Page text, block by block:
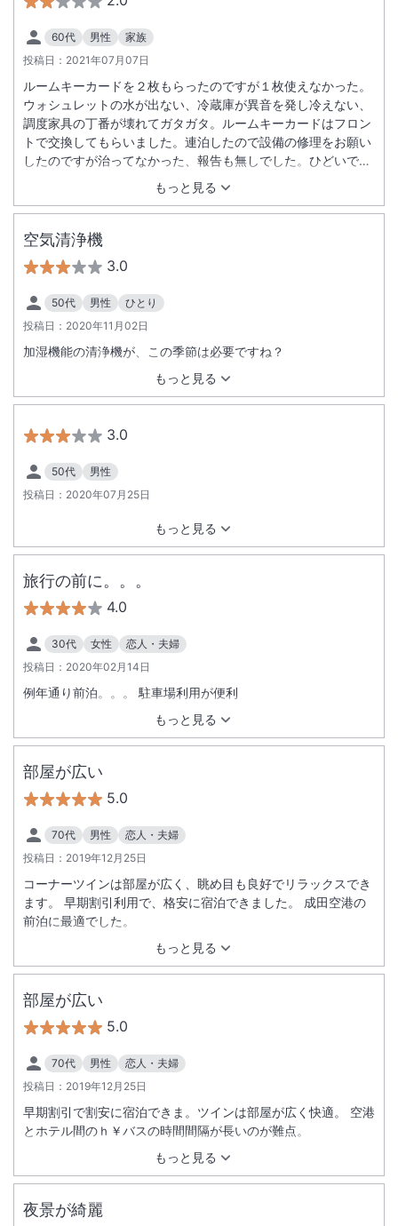
60代 男性
家族
投稿日： 2021年07月07日
もっと見る
ルームキーカードを２枚もらったのですが１枚使えなかった。
ウォシュレットの水が出ない、冷蔵庫が異音を発し冷えない、
調度家具の丁番が壊れてガタガタ。ルームキーカードはフロン
トで交換してもらいました。連泊したので設備の修理をお願い
したのですが治ってなかった、報告も無しでした。ひどいで
空気清浄機
3.0
50代 男性
ひとり
投稿日： 2020年11月02日
もっと見る
加湿機能の清浄機が、この季節は必要ですね？
3.0
50代
男性
投稿日： 2020年07月25日
もっと見る
旅行の前に。。。
4.0
30代 女性
恋人・夫婦
投稿日： 2020年02月14日
もっと見る
例年通り前泊。。。 駐車場利用が便利
部屋が広い
5.0
70代 男性
恋人・夫婦
投稿日： 2019年12月25日
もっと見る
コーナーツインは部屋が広く、眺め目も良好でリラックスでき
ます。 早期割引利用で、格安に宿泊できました。 成田空港の
前泊に最適でした。
部屋が広い
5.0
70代 男性
恋人・夫婦
投稿日： 2019年12月25日
もっと見る
早期割引で割安に宿泊できま。ツインは部屋が広く快適。 空港
とホテル間のｈ￥バスの時間間隔が長いのが難点。
夜景が綺麗